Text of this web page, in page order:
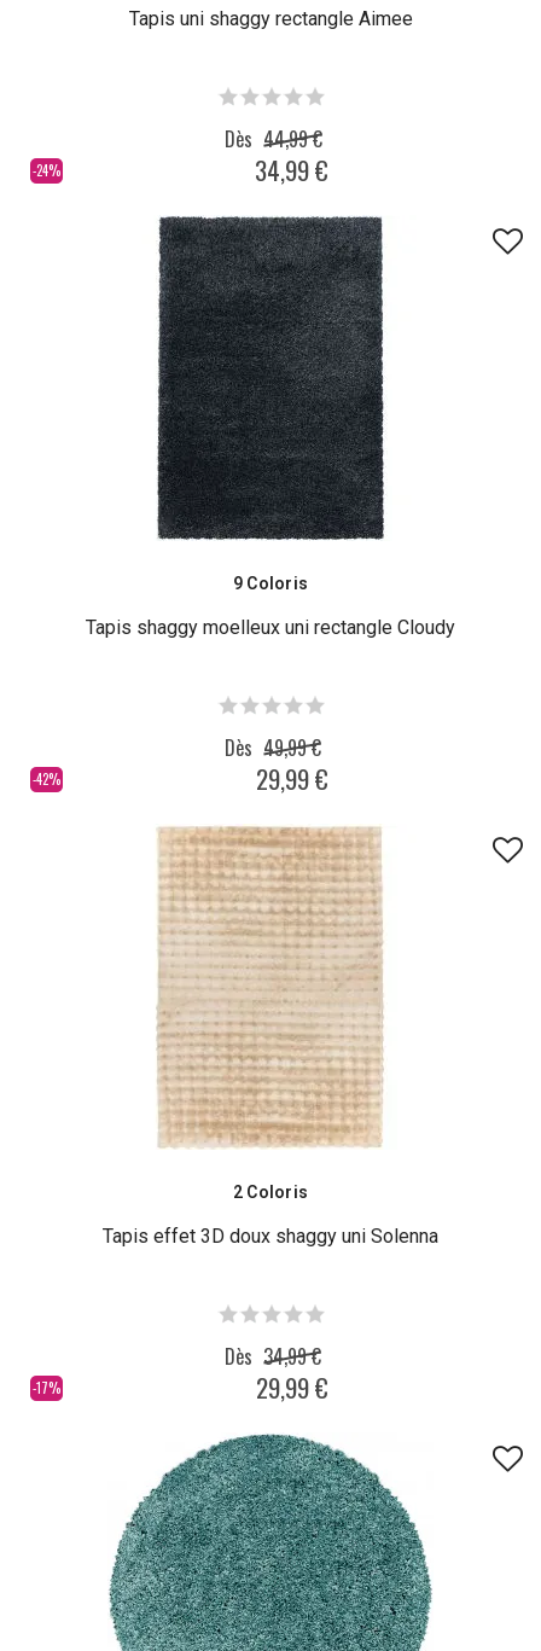
Tapis uni shaggy rectangle Aimee
-24%
Dès 44,99 €
34,99 €
9 Coloris
Tapis shaggy moelleux uni rectangle Cloudy
-42%
Dès 49,99 €
29,99 €
2 Coloris
Tapis effet 3D doux shaggy uni Solenna
-17%
Dès 34,99 €
29,99 €